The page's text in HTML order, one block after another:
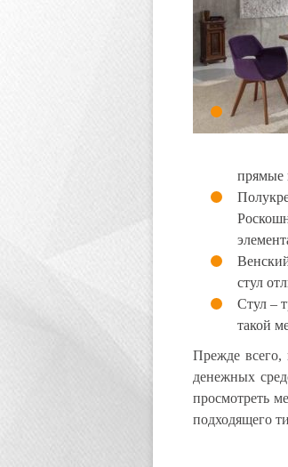
прямые
стул
Стул –
такой
Прежде всего,
денежных
просмотреть
подходящего